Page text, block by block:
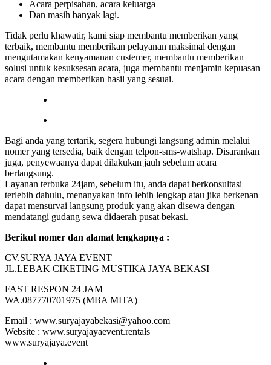
Acara perpisahan, acara keluarga
Dan masih banyak lagi.
Tidak perlu khawatir, kami siap membantu memberikan yang
terbaik, membantu memberikan pelayanan maksimal dengan
mengutamakan kenyamanan custemer, membantu memberikan
solusi untuk kesuksesan acara, juga membantu menjamin kepuasan
acara dengan memberikan hasil yang sesuai.
Bagi anda yang tertarik, segera hubungi langsung admin melalui
nomer yang tersedia, baik dengan telpon-sms-watshap. Disarankan
juga, penyewaanya dapat dilakukan jauh sebelum acara
berlangsung.
Layanan terbuka 24jam, sebelum itu, anda dapat berkonsultasi
terlebih dahulu, menanyakan info lebih lengkap atau jika berkenan
dapat mensurvai langsung produk yang akan disewa dengan
mendatangi gudang sewa didaerah pusat bekasi.
Berikut nomer dan alamat lengkapnya :
CV.SURYA JAYA EVENT
JL.LEBAK CIKETING MUSTIKA JAYA BEKASI
FAST RESPON 24 JAM
WA.087770701975 (MBA MITA)
Email : www.suryajayabekasi@yahoo.com
Website : www.suryajayaevent.rentals
www.suryajaya.event